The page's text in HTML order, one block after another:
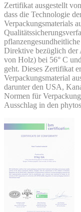
Zertifikat ausgestellt
dass die Technologie
Verpackungsmaterials
Direktive bezüglich der
von Holz) bei 56° C
geht. Dieses Zertifikat
Verpackungsmaterial
darunter den USA,
Normen für
Ausschlag in den